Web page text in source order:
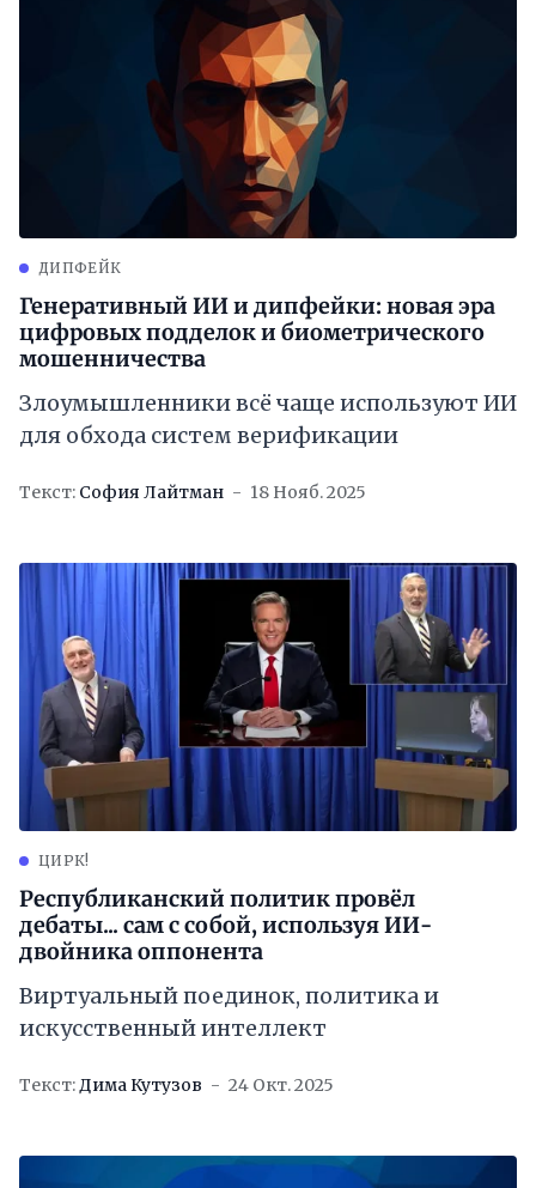
ДИПФЕЙК
Генеративный ИИ и дипфейки: новая эра
цифровых подделок и биометрического
мошенничества
Злоумышленники всё чаще используют ИИ
для обхода систем верификации
Текст: София Лайтман 18 Нояб. 2025
ЦИРК!
Республиканский политик провёл
дебаты... сам с собой, используя ИИ-
двойника оппонента
Виртуальный поединок, политика и
искусственный интеллект
Текст:Дима Кутузов 24 Окт. 2025